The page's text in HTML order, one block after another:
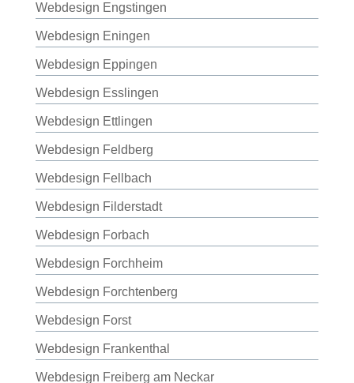
Webdesign Engstingen
Webdesign Eningen
Webdesign Eppingen
Webdesign Esslingen
Webdesign Ettlingen
Webdesign Feldberg
Webdesign Fellbach
Webdesign Filderstadt
Webdesign Forbach
Webdesign Forchheim
Webdesign Forchtenberg
Webdesign Forst
Webdesign Frankenthal
Webdesign Freiberg am Neckar